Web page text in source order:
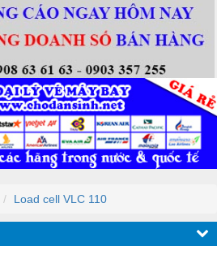
Load cell VLC 110